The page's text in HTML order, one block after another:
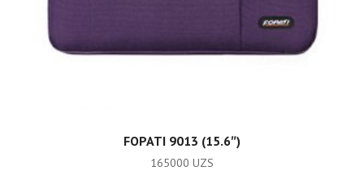
ADD TO CART
FOPATI 9013 (15.6″)
165000 UZS